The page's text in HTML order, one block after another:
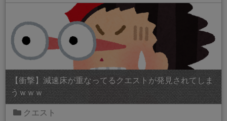
【衝撃】減速床が重なってるクエストが発見されてしま
うｗｗｗ
クエスト